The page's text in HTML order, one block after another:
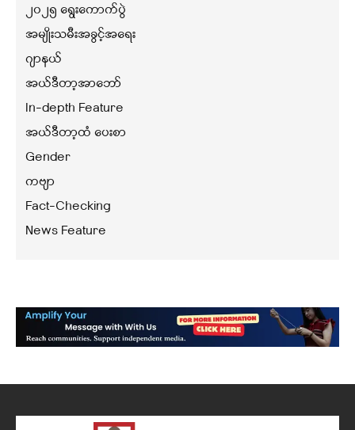
၂၀၂၅ ရွေးကောက်ပွဲ
အမျိုးသမီးအခွင့်အရေး
ဂျာနယ်
အယ်ဒီတာ့အာဘော်
In-depth Feature
အယ်ဒီတာ့ထံ ပေးစာ
Gender
ကဗျာ
Fact-Checking
News Feature